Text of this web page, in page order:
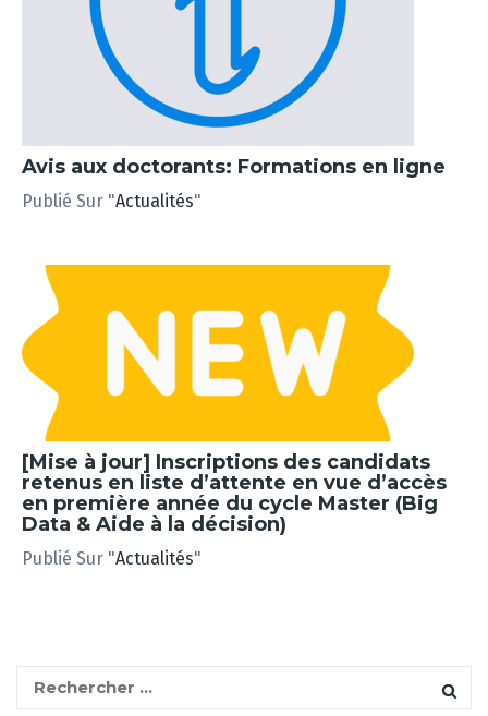
Avis aux doctorants: Formations en ligne
Publié Sur "Actualités"
[Mise à jour] Inscriptions des candidats
retenus en liste d’attente en vue d’accès
en première année du cycle Master (Big
Data & Aide à la décision)
Publié Sur "Actualités"
e